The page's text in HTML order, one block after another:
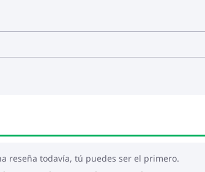
reseña todavía, tú puedes ser el primero.